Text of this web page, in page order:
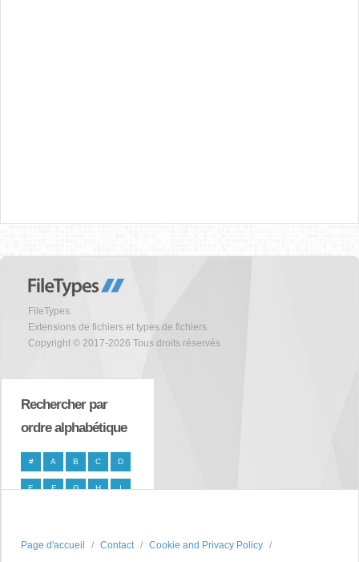
FileTypes
Extensions de fichiers et types de fichiers
Copyright © 2017-2026 Tous droits réservés
Rechercher par
ordre alphabétique
# A B C D
E F G H I
P S
Page d'accueil Contact Cookie and Privacy Policy